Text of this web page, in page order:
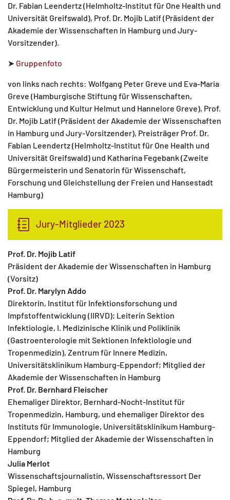
Dr. Fabian Leendertz (Helmholtz-Institut für One Health und
Universität Greifswald), Prof. Dr. Mojib Latif (Präsident der
Akademie der Wissenschaften in Hamburg und Jury-
Vorsitzender).
➤ Gruppenfoto
von links nach rechts: Wolfgang Peter Greve und Eva-Maria
Greve (Hamburgische Stiftung für Wissenschaften,
Entwicklung und Kultur Helmut und Hannelore Greve), Prof.
Dr. Mojib Latif (Präsident der Akademie der Wissenschaften
in Hamburg und Jury-Vorsitzender), Preisträger Prof. Dr.
Fabian Leendertz (Helmholtz-Institut für One Health und
Universität Greifswald) und Katharina Fegebank (Zweite
Bürgermeisterin und Senatorin für Wissenschaft,
Forschung und Gleichstellung der Freien und Hansestadt
Hamburg)
Jury-Mitglieder 2023
Prof. Dr. Mojib Latif
Präsident der Akademie der Wissenschaften in Hamburg
(Vorsitz)
Prof. Dr. Marylyn Addo
Direktorin, Institut für Infektionsforschung und
Impfstoffentwicklung (IIRVD); Leiterin Sektion
Infektiologie, I. Medizinische Klinik und Poliklinik
(Gastroenterologie mit Sektionen Infektiologie und
Tropenmedizin), Zentrum für Innere Medizin,
Universitätsklinikum Hamburg-Eppendorf; Mitglied der
Akademie der Wissenschaften in Hamburg
Prof. Dr. Bernhard Fleischer
Ehemaliger Direktor, Bernhard-Nocht-Institut für
Tropenmedizin, Hamburg, und ehemaliger Direktor des
Instituts für Immunologie, Universitätsklinikum Hamburg-
Eppendorf; Mitglied der Akademie der Wissenschaften in
Hamburg
Julia Merlot
Wissenschaftsjournalistin, Wissenschaftsressort Der
Spiegel, Hamburg